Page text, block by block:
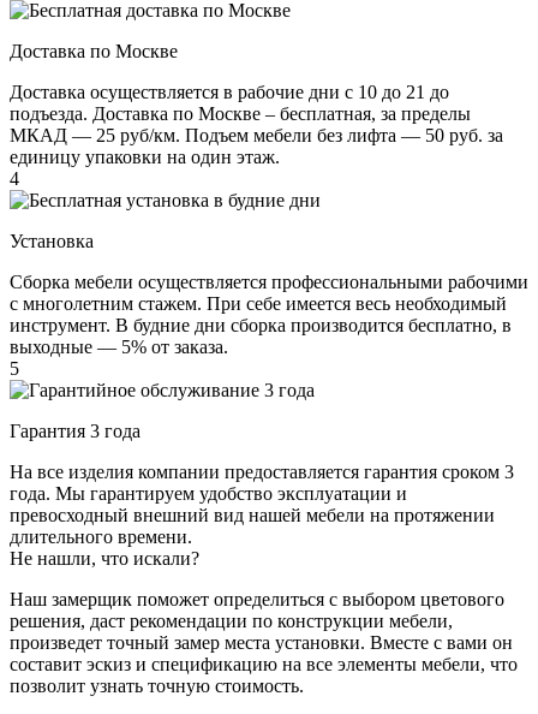
Доставка по Москве
Доставка осуществляется в рабочие дни с 10 до 21 до
подъезда. Доставка по Москве – бесплатная, за пределы
МКАД — 25 руб/км. Подъем мебели без лифта — 50 руб. за
единицу упаковки на один этаж.
4
Установка
Сборка мебели осуществляется профессиональными рабочими
с многолетним стажем. При себе имеется весь необходимый
инструмент. В будние дни сборка производится бесплатно, в
выходные — 5% от заказа.
5
Гарантия 3 года
На все изделия компании предоставляется гарантия сроком 3
года. Мы гарантируем удобство эксплуатации и
превосходный внешний вид нашей мебели на протяжении
длительного времени.
Не нашли, что искали?
Наш замерщик поможет определиться с выбором цветового
решения, даст рекомендации по конструкции мебели,
произведет точный замер места установки. Вместе с вами он
составит эскиз и спецификацию на все элементы мебели, что
позволит узнать точную стоимость.